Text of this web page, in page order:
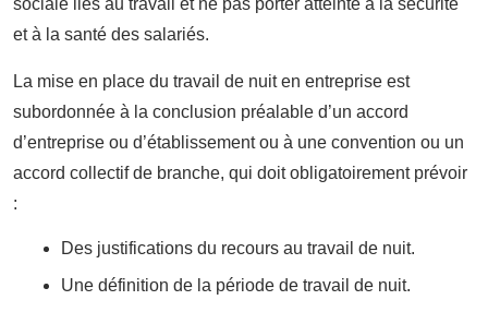
sociale liés au travail et ne pas porter atteinte à la sécurité
et à la santé des salariés.
La mise en place du travail de nuit en entreprise est
subordonnée à la conclusion préalable d’un accord
d’entreprise ou d’établissement ou à une convention ou un
accord collectif de branche, qui doit obligatoirement prévoir
:
Des justifications du recours au travail de nuit.
Une définition de la période de travail de nuit.